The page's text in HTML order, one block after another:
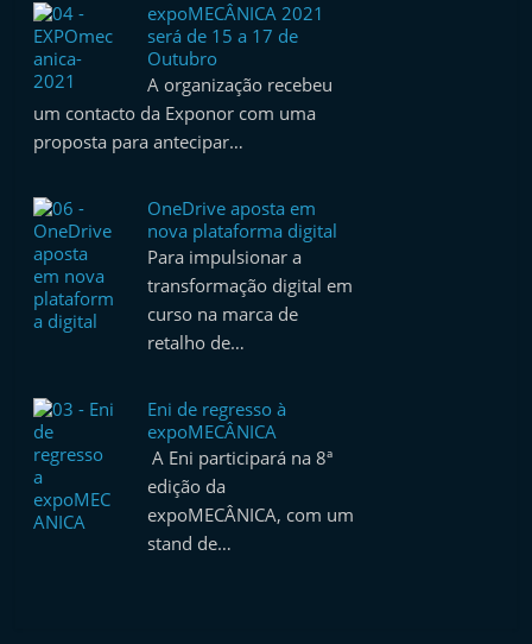
expoMECÂNICA 2021
será de 15 a 17 de
Outubro
A organização recebeu
um contacto da Exponor com uma
proposta para antecipar…
OneDrive aposta em
nova plataforma digital
Para impulsionar a
transformação digital em
curso na marca de
retalho de…
Eni de regresso à
expoMECÂNICA
A Eni participará na 8ª
edição da
expoMECÂNICA, com um
stand de…